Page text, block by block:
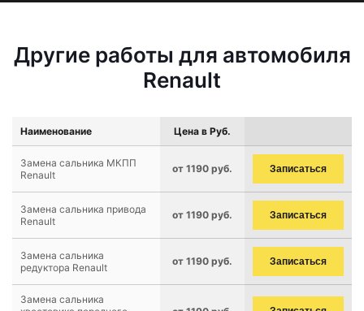
Другие работы для автомобиля
Renault
Наименование Цена в Руб.
Замена сальника МКПП
Renault
от 1190 руб. Записаться
Замена сальника привода
Renault
от 1190 руб. Записаться
Замена сальника
редуктора Renault
от 1190 руб. Записаться
Замена сальника